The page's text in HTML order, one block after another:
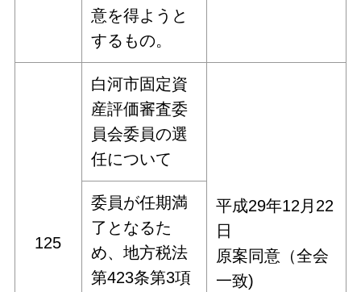
意を得ようと
するもの。
125
白河市固定資
産評価審査委
員会委員の選
任について
平成29年12月22
日
原案同意（全会
一致)
委員が任期満
了となるた
め、地方税法
第423条第3項